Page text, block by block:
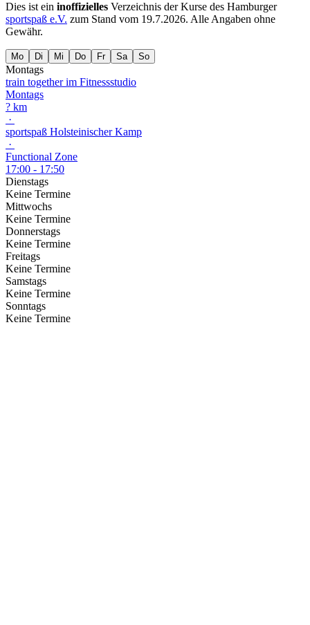
Dies ist ein inoffizielles Verzeichnis der Kurse des Hamburger
sportspaß e.V. zum Stand vom 19.7.2026. Alle Angaben ohne
Gewähr.
Mo Di Mi Do Fr Sa So
Montags
train together im Fitnessstudio
Montags
? km
·
sportspaß Holsteinischer Kamp
·
Functional Zone
17:00 - 17:50
Dienstags
Keine Termine
Mittwochs
Keine Termine
Donnerstags
Keine Termine
Freitags
Keine Termine
Samstags
Keine Termine
Sonntags
Keine Termine